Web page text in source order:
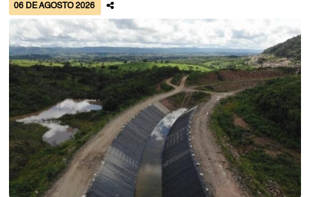
06 DE AGOSTO 2026